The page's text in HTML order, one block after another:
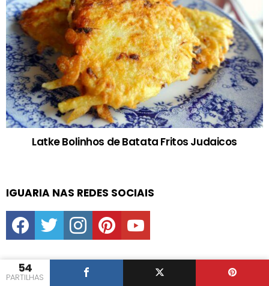
54
PARTILHAS
Latke Bolinhos de Batata Fritos Judaicos
IGUARIA NAS REDES SOCIAIS
facebooktwitter instagrampinterestyoutube